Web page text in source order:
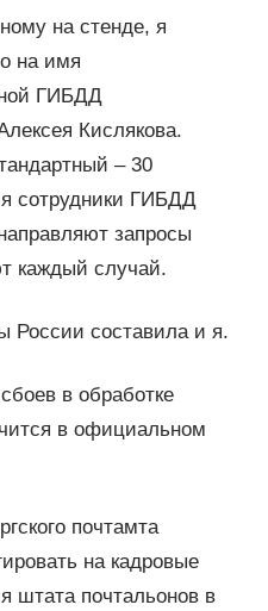
на стенде, я
на имя
ГИБДД
Кислякова.
– 30
сотрудники ГИБДД
запросы
каждый случай.
России составила и я.
в обработке
в официальном
почтамта
на кадровые
штата почтальонов в